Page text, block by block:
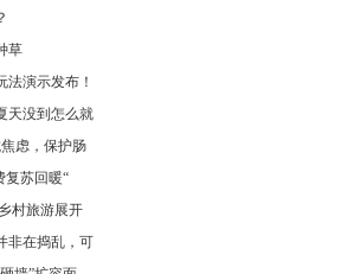
草
法演示发布！
天没到怎么就
虑，保护肠
复苏回暖“
村旅游展开
非在捣乱，可